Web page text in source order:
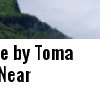
by Toma